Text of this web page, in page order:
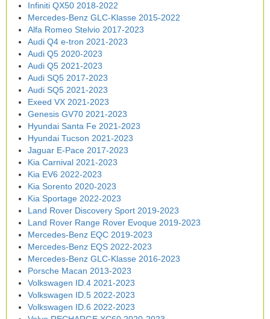
Infiniti QX50 2018-2022
Mercedes-Benz GLC-Klasse 2015-2022
Alfa Romeo Stelvio 2017-2023
Audi Q4 e-tron 2021-2023
Audi Q5 2020-2023
Audi Q5 2021-2023
Audi SQ5 2017-2023
Audi SQ5 2021-2023
Exeed VX 2021-2023
Genesis GV70 2021-2023
Hyundai Santa Fe 2021-2023
Hyundai Tucson 2021-2023
Jaguar E-Pace 2017-2023
Kia Carnival 2021-2023
Kia EV6 2022-2023
Kia Sorento 2020-2023
Kia Sportage 2022-2023
Land Rover Discovery Sport 2019-2023
Land Rover Range Rover Evoque 2019-2023
Mercedes-Benz EQC 2019-2023
Mercedes-Benz EQS 2022-2023
Mercedes-Benz GLC-Klasse 2016-2023
Porsche Macan 2013-2023
Volkswagen ID.4 2021-2023
Volkswagen ID.5 2022-2023
Volkswagen ID.6 2022-2023